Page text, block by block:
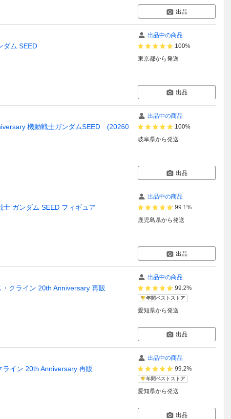
出品
ダム SEED
出品中の商品
100%
東京都から発送
出品
機動戦士ガンダムSEED (20260
出品中の商品
100%
岐阜県から発送
出品
ガンダム SEED フィギュア
出品中の商品
99.1%
鹿児島県から発送
出品
クライン 20th Anniversary 再販
出品中の商品
99.2%
年間ベストストア
愛知県から発送
出品
イン 20th Anniversary 再販
出品中の商品
99.2%
年間ベストストア
愛知県から発送
出品